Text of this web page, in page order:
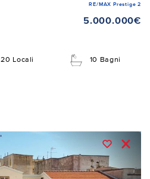
RE/MAX Prestige 2
5.000.000€
20 Locali 10 Bagni